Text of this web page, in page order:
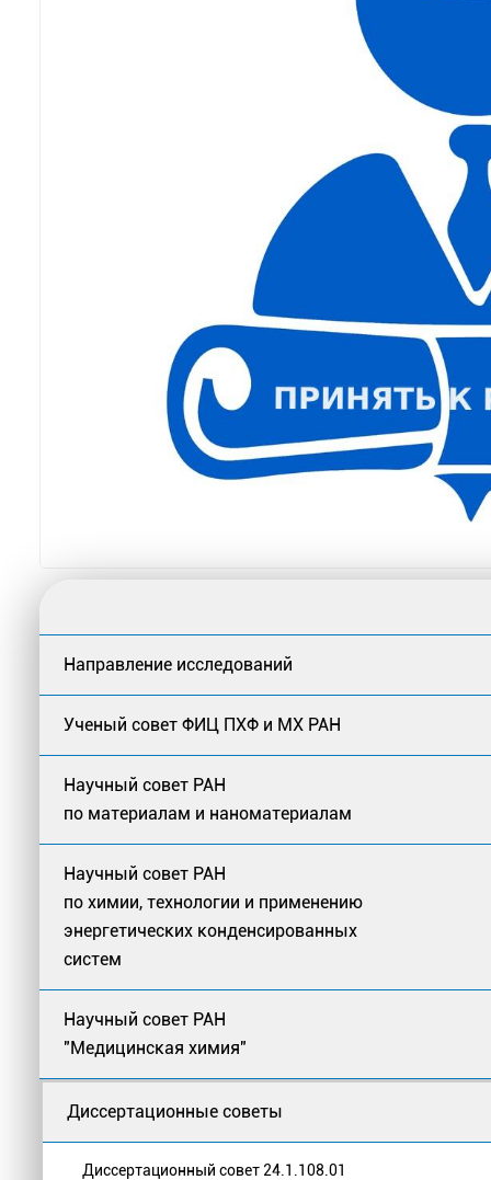
Направление исследований
Ученый совет ФИЦ ПХФ и МХ РАН
Научный совет РАН
по материалам и наноматериалам
Научный совет РАН
по химии, технологии и применению
энергетических конденсированных
систем
Научный совет РАН
"Медицинская химия"
Диссертационные советы
Диссертационный совет 24.1.108.01